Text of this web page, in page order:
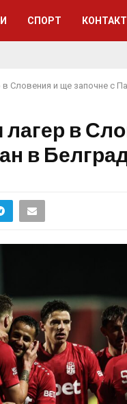
СПОРТ
Словения и ще започне с
в
в